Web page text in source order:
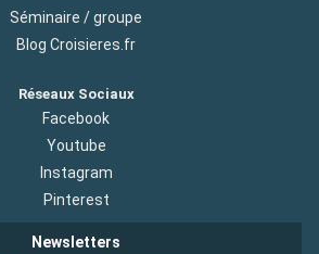
Séminaire / groupe
Blog Croisieres.fr
Réseaux Sociaux
Facebook
Youtube
Instagram
Pinterest
Newsletters